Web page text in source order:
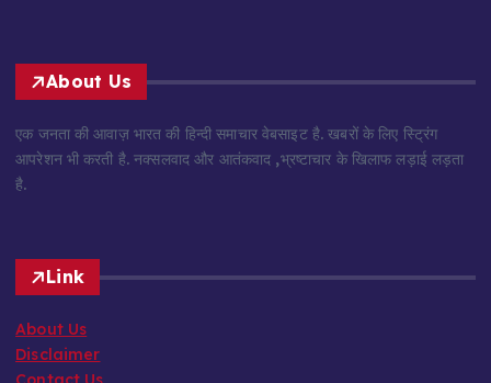
About Us
एक जनता की आवाज़ भारत की हिन्दी समाचार वेबसाइट है. खबरों के लिए स्ट्रिंग
आपरेशन भी करती है. नक्सलवाद और आतंकवाद ,भ्रष्टाचार के खिलाफ लड़ाई लड़ता
है.
Link
About Us
Disclaimer